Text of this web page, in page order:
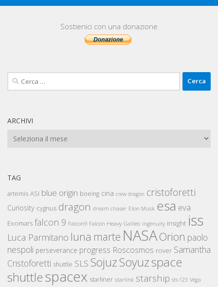
Sostienici con una donazione
Ricerca
per:
ARCHIVI
Archivi
TAG
artemis ASI blue origin boeing cina crew dragon cristoforetti
Curiosity cygnus dragon dream chaser Elon Musk esa eva
Exomars falcon 9 Falcon9 Falcon Heavy Galileo ingenuity insight iss
Luca Parmitano luna marte NASAOrion paolo
nespoli perseverance progress Roscosmos rover Samantha
Cristoforetti shuttle SLS SojuzSoyuzspace
shuttlespacex starliner starlink starship sts-123 Vega